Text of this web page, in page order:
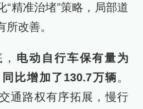
“精准治堵”策略，局部道
所改善。
电动自行车保有量为
比增加了130.7万辆。
通路权有序拓展，慢行